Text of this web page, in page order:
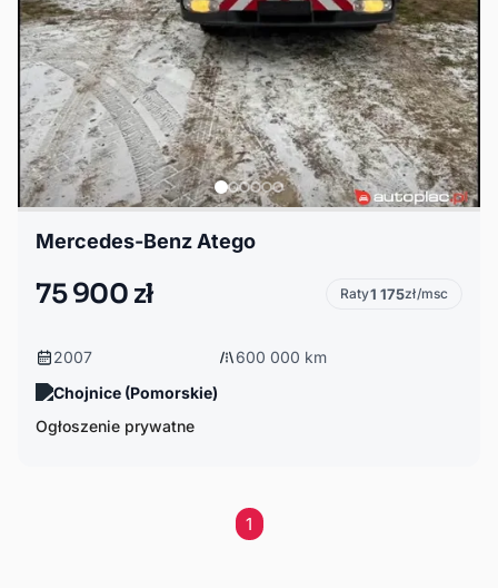
Mercedes-Benz Atego
75 900 zł Raty1 175zł/msc
2007
600 000 km
Chojnice (Pomorskie)
Ogłoszenie prywatne
1